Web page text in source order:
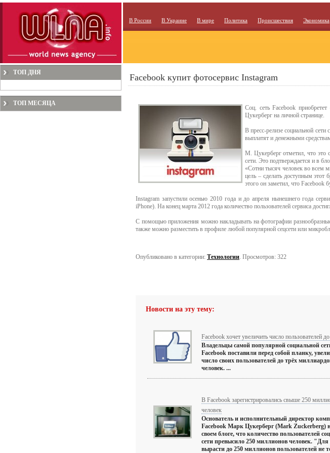
В России В Украине В мире Политика Происшествия Экономика
ТОП ДНЯ
ТОП МЕСЯЦА
Facebook купит фотосервис Instagram
Соц. сеть Facebook
Цукерберг на личной странице.
В пресс-релизе социальной
выплатят и денежными
М. Цукерберг отметил, что это
сети. Это подтверждается и в
«Сотни тысяч человек во всем
цель – сделать доступным
этого он заметил, что Facebook
Instagram запустили осенью 2010 года и до апреля нынешнего года
iPhone). На конец марта 2012 года количество пользователей сервиса
С помощью приложения можно накладывать на фотографии
также можно разместить в профиле любой популярной сецсети или
Опубликовано в категории: Технологии. Просмотров: 322
Новости на эту тему:
Facebook хочет увеличить число пользователей
Владельцы самой популярной социальной
Facebook поставили перед собой планку,
число своих пользователей до трёх
человек. ...
В Facebook зарегистрировались свыше 250
человек
Основатель и исполнительный директор
Facebook Марк Цукерберг (Mark Zuckerberg)
своем блоге, что количество пользователей
сети превысило 250 миллионов человек. "Для
вырасти до 250 миллионов пользователей не